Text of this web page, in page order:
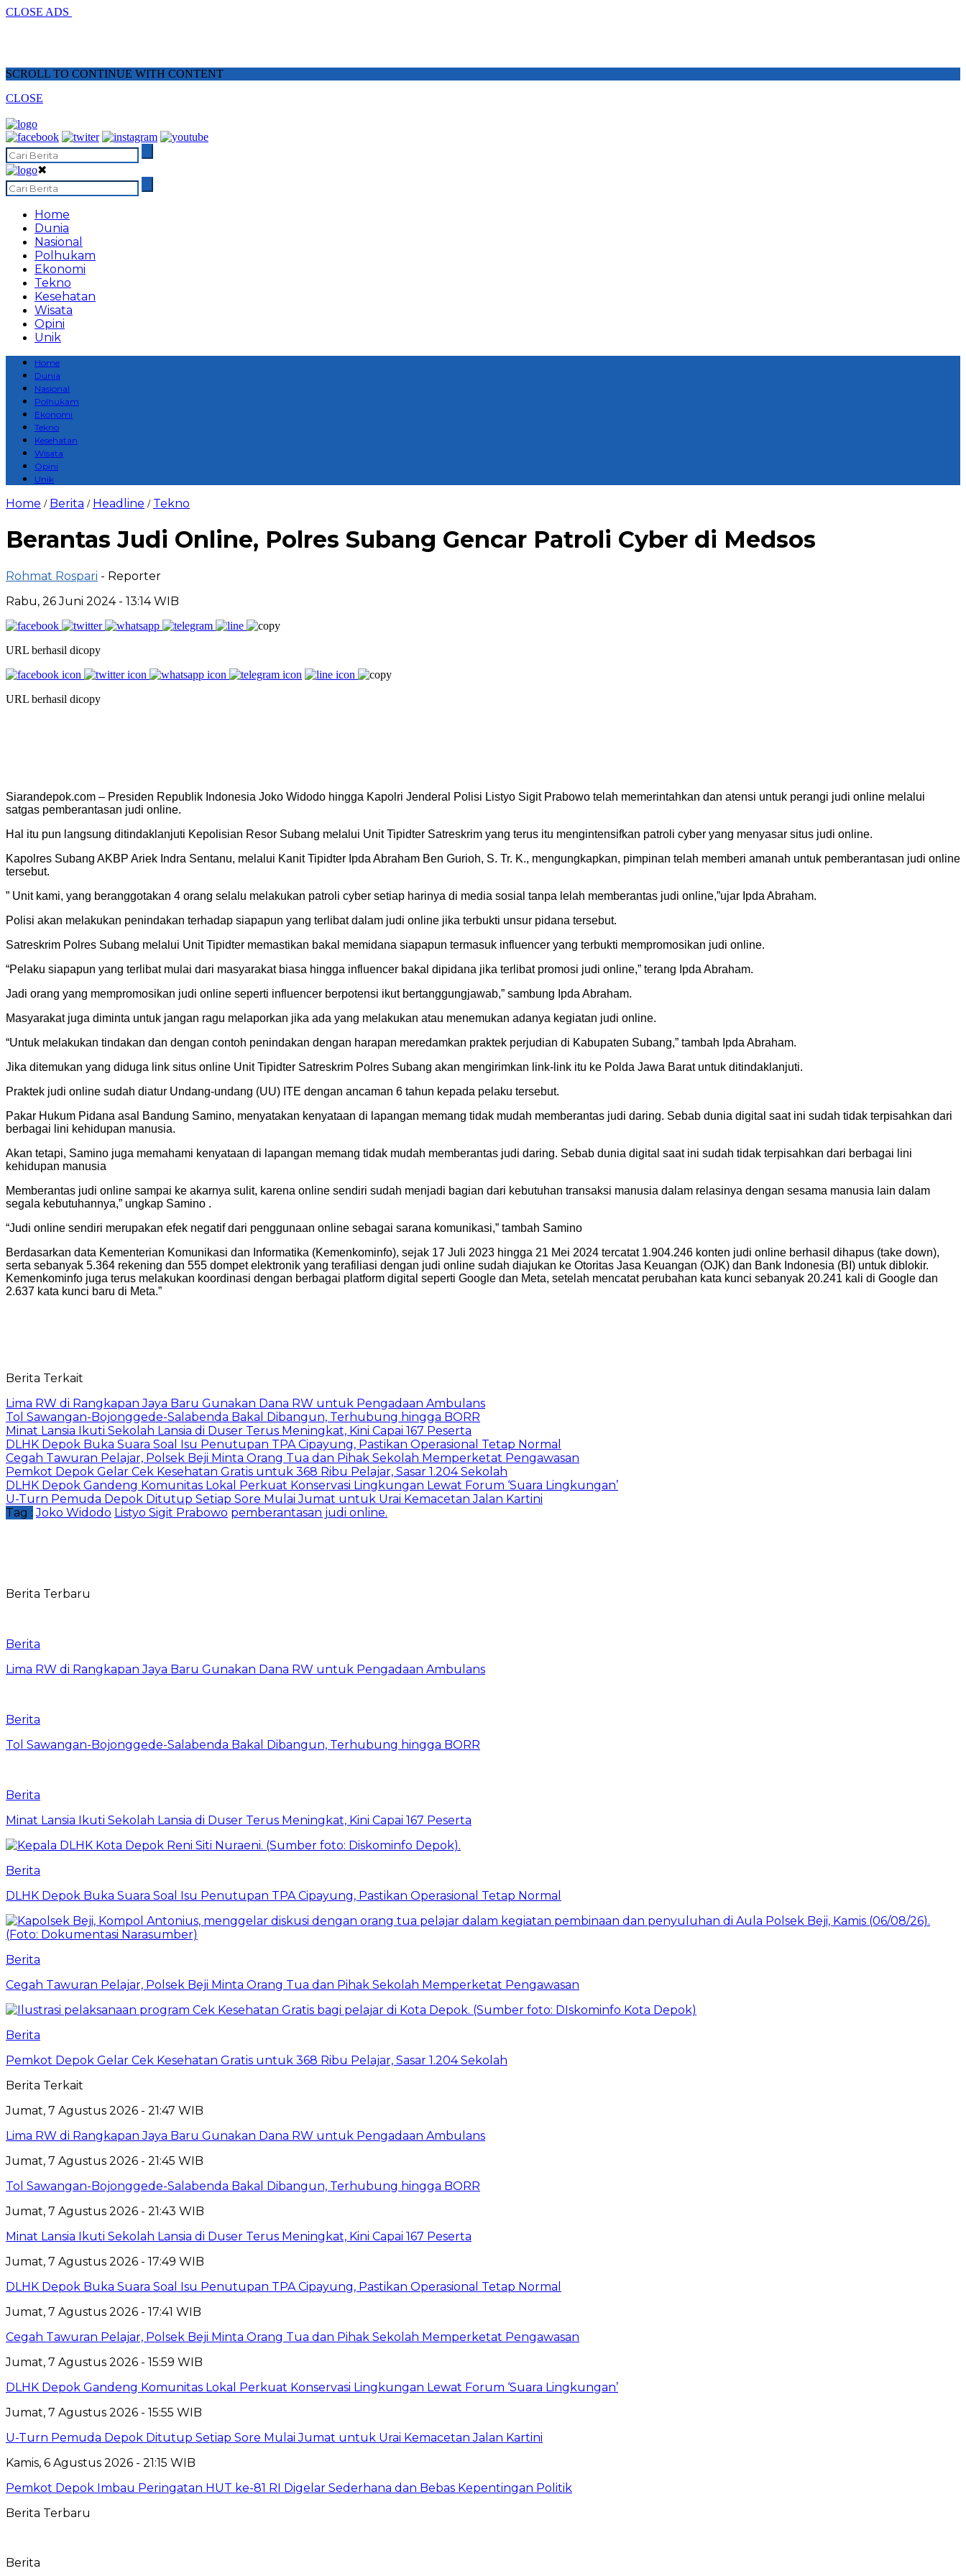
CLOSE ADS
SCROLL TO CONTINUE WITH CONTENT
CLOSE
✖
Home
Dunia
Nasional
Polhukam
Ekonomi
Tekno
Kesehatan
Wisata
Opini
Unik
Home
Dunia
Nasional
Polhukam
Ekonomi
Tekno
Kesehatan
Wisata
Opini
Unik
Home / Berita / Headline / Tekno
Berantas Judi Online, Polres Subang Gencar Patroli Cyber di Medsos
Rohmat Rospari - Reporter
Rabu, 26 Juni 2024 - 13:14 WIB
URL berhasil dicopy
URL berhasil dicopy
Siarandepok.com – Presiden Republik Indonesia Joko Widodo hingga Kapolri Jenderal Polisi Listyo Sigit Prabowo telah memerintahkan dan atensi untuk perangi judi online melalui
satgas pemberantasan judi online.
Hal itu pun langsung ditindaklanjuti Kepolisian Resor Subang melalui Unit Tipidter Satreskrim yang terus itu mengintensifkan patroli cyber yang menyasar situs judi online.
Kapolres Subang AKBP Ariek Indra Sentanu, melalui Kanit Tipidter Ipda Abraham Ben Gurioh, S. Tr. K., mengungkapkan, pimpinan telah memberi amanah untuk pemberantasan judi online
tersebut.
” Unit kami, yang beranggotakan 4 orang selalu melakukan patroli cyber setiap harinya di media sosial tanpa lelah memberantas judi online,”ujar Ipda Abraham.
Polisi akan melakukan penindakan terhadap siapapun yang terlibat dalam judi online jika terbukti unsur pidana tersebut.
Satreskrim Polres Subang melalui Unit Tipidter memastikan bakal memidana siapapun termasuk influencer yang terbukti mempromosikan judi online.
“Pelaku siapapun yang terlibat mulai dari masyarakat biasa hingga influencer bakal dipidana jika terlibat promosi judi online,” terang Ipda Abraham.
Jadi orang yang mempromosikan judi online seperti influencer berpotensi ikut bertanggungjawab,” sambung Ipda Abraham.
Masyarakat juga diminta untuk jangan ragu melaporkan jika ada yang melakukan atau menemukan adanya kegiatan judi online.
“Untuk melakukan tindakan dan dengan contoh penindakan dengan harapan meredamkan praktek perjudian di Kabupaten Subang,” tambah Ipda Abraham.
Jika ditemukan yang diduga link situs online Unit Tipidter Satreskrim Polres Subang akan mengirimkan link-link itu ke Polda Jawa Barat untuk ditindaklanjuti.
Praktek judi online sudah diatur Undang-undang (UU) ITE dengan ancaman 6 tahun kepada pelaku tersebut.
Pakar Hukum Pidana asal Bandung Samino, menyatakan kenyataan di lapangan memang tidak mudah memberantas judi daring. Sebab dunia digital saat ini sudah tidak terpisahkan dari
berbagai lini kehidupan manusia.
Akan tetapi, Samino juga memahami kenyataan di lapangan memang tidak mudah memberantas judi daring. Sebab dunia digital saat ini sudah tidak terpisahkan dari berbagai lini
kehidupan manusia
Memberantas judi online sampai ke akarnya sulit, karena online sendiri sudah menjadi bagian dari kebutuhan transaksi manusia dalam relasinya dengan sesama manusia lain dalam
segala kebutuhannya,” ungkap Samino .
“Judi online sendiri merupakan efek negatif dari penggunaan online sebagai sarana komunikasi,” tambah Samino
Berdasarkan data Kementerian Komunikasi dan Informatika (Kemenkominfo), sejak 17 Juli 2023 hingga 21 Mei 2024 tercatat 1.904.246 konten judi online berhasil dihapus (take down),
serta sebanyak 5.364 rekening dan 555 dompet elektronik yang terafiliasi dengan judi online sudah diajukan ke Otoritas Jasa Keuangan (OJK) dan Bank Indonesia (BI) untuk diblokir.
Kemenkominfo juga terus melakukan koordinasi dengan berbagai platform digital seperti Google dan Meta, setelah mencatat perubahan kata kunci sebanyak 20.241 kali di Google dan
2.637 kata kunci baru di Meta.”
Berita Terkait
Lima RW di Rangkapan Jaya Baru Gunakan Dana RW untuk Pengadaan Ambulans
Tol Sawangan-Bojonggede-Salabenda Bakal Dibangun, Terhubung hingga BORR
Minat Lansia Ikuti Sekolah Lansia di Duser Terus Meningkat, Kini Capai 167 Peserta
DLHK Depok Buka Suara Soal Isu Penutupan TPA Cipayung, Pastikan Operasional Tetap Normal
Cegah Tawuran Pelajar, Polsek Beji Minta Orang Tua dan Pihak Sekolah Memperketat Pengawasan
Pemkot Depok Gelar Cek Kesehatan Gratis untuk 368 Ribu Pelajar, Sasar 1.204 Sekolah
DLHK Depok Gandeng Komunitas Lokal Perkuat Konservasi Lingkungan Lewat Forum ‘Suara Lingkungan’
U-Turn Pemuda Depok Ditutup Setiap Sore Mulai Jumat untuk Urai Kemacetan Jalan Kartini
Tag : Joko Widodo Listyo Sigit Prabowo pemberantasan judi online.
Berita Terbaru
Berita
Lima RW di Rangkapan Jaya Baru Gunakan Dana RW untuk Pengadaan Ambulans
Berita
Tol Sawangan-Bojonggede-Salabenda Bakal Dibangun, Terhubung hingga BORR
Berita
Minat Lansia Ikuti Sekolah Lansia di Duser Terus Meningkat, Kini Capai 167 Peserta
Berita
DLHK Depok Buka Suara Soal Isu Penutupan TPA Cipayung, Pastikan Operasional Tetap Normal
Berita
Cegah Tawuran Pelajar, Polsek Beji Minta Orang Tua dan Pihak Sekolah Memperketat Pengawasan
Berita
Pemkot Depok Gelar Cek Kesehatan Gratis untuk 368 Ribu Pelajar, Sasar 1.204 Sekolah
Berita Terkait
Jumat, 7 Agustus 2026 - 21:47 WIB
Lima RW di Rangkapan Jaya Baru Gunakan Dana RW untuk Pengadaan Ambulans
Jumat, 7 Agustus 2026 - 21:45 WIB
Tol Sawangan-Bojonggede-Salabenda Bakal Dibangun, Terhubung hingga BORR
Jumat, 7 Agustus 2026 - 21:43 WIB
Minat Lansia Ikuti Sekolah Lansia di Duser Terus Meningkat, Kini Capai 167 Peserta
Jumat, 7 Agustus 2026 - 17:49 WIB
DLHK Depok Buka Suara Soal Isu Penutupan TPA Cipayung, Pastikan Operasional Tetap Normal
Jumat, 7 Agustus 2026 - 17:41 WIB
Cegah Tawuran Pelajar, Polsek Beji Minta Orang Tua dan Pihak Sekolah Memperketat Pengawasan
Jumat, 7 Agustus 2026 - 15:59 WIB
DLHK Depok Gandeng Komunitas Lokal Perkuat Konservasi Lingkungan Lewat Forum ‘Suara Lingkungan’
Jumat, 7 Agustus 2026 - 15:55 WIB
U-Turn Pemuda Depok Ditutup Setiap Sore Mulai Jumat untuk Urai Kemacetan Jalan Kartini
Kamis, 6 Agustus 2026 - 21:15 WIB
Pemkot Depok Imbau Peringatan HUT ke-81 RI Digelar Sederhana dan Bebas Kepentingan Politik
Berita Terbaru
Berita